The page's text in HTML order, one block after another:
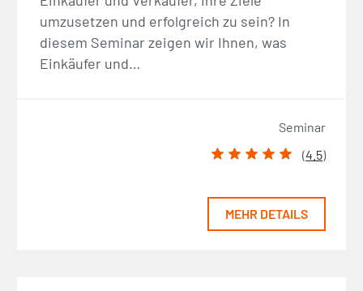
umzusetzen und erfolgreich zu sein? In
diesem Seminar zeigen wir Ihnen, was
Einkäufer und…
Seminar
(4.5)
MEHR DETAILS